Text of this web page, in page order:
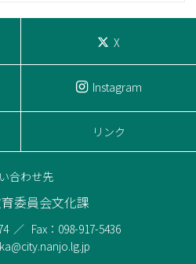
X
Instagram
リンク
合わせ先
委員会文化課
Fax：098-917-5436